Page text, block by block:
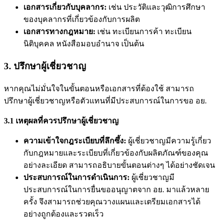
เอกสารเกี่ยวกับบุคลากร: เช่น ประวัติและวุฒิการศึกษา
ของบุคลากรที่เกี่ยวข้องกับการผลิต
เอกสารทางกฎหมาย: เช่น ทะเบียนการค้า ทะเบียน
นิติบุคคล หนังสือมอบอำนาจ เป็นต้น
3. ปรึกษาผู้เชี่ยวชาญ
หากคุณไม่มั่นใจในขั้นตอนหรือเอกสารที่ต้องใช้ สามารถ
ปรึกษาผู้เชี่ยวชาญหรือตัวแทนที่มีประสบการณ์ในการขอ อย.
3.1 เหตุผลที่ควรปรึกษาผู้เชี่ยวชาญ
ความเข้าใจกฎระเบียบที่ลึกซึ้ง: ผู้เชี่ยวชาญมีความรู้เกี่ยว
กับกฎหมายและระเบียบที่เกี่ยวข้องกับผลิตภัณฑ์ของคุณ
อย่างละเอียด สามารถอธิบายขั้นตอนต่างๆ ได้อย่างชัดเจน
ประสบการณ์ในการดำเนินการ: ผู้เชี่ยวชาญมี
ประสบการณ์ในการยื่นขออนุญาตจาก อย. มาแล้วหลาย
ครั้ง จึงสามารถช่วยคุณวางแผนและเตรียมเอกสารได้
อย่างถูกต้องและรวดเร็ว